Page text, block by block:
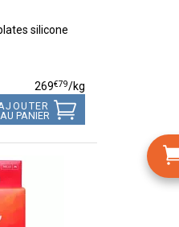
silicone
269€79/kg
AU PANIER